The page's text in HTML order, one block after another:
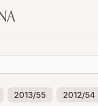
2013/55 2012/54